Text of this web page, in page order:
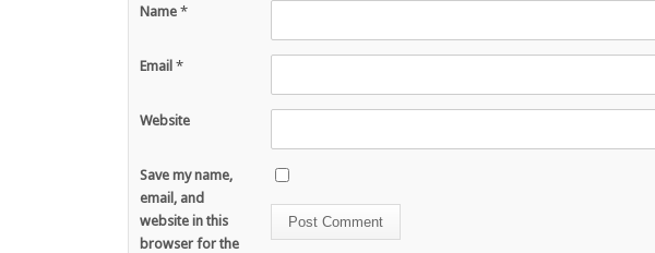
Name *
Email *
Website
Save my name,
email, and
website in this
browser for the